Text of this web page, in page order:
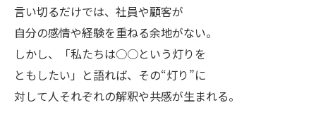
言い切るだけでは、社員や顧客が
自分の感情や経験を重ねる余地がない。
しかし、「私たちは○○という灯りを
ともしたい」と語れば、その“灯り”に
対して人それぞれの解釈や共感が生まれる。